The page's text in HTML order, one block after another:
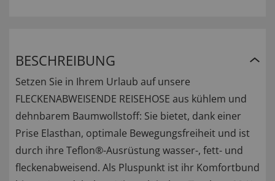
BESCHREIBUNG
Setzen Sie in Ihrem Urlaub auf unsere
FLECKENABWEISENDE REISEHOSE aus kühlem und
dehnbarem Baumwollstoff: Sie bietet, dank einer
Prise Elasthan, optimale Bewegungsfreiheit und ist
durch ihre Teflon®-Ausrüstung wasser-, fett- und
fleckenabweisend. Als Pluspunkt ist ihr Komfortbund